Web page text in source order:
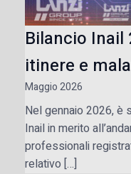
Bilancio
itinere e
Maggio 2026
Nel gennaio 2026, è
Inail in merito
professionali
relativo […]